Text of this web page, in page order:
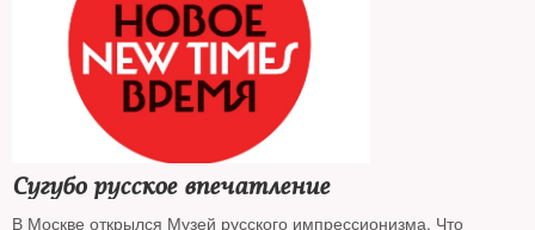
Сугубо русское впечатление
В Москве открылся Музей русского импрессионизма. Что